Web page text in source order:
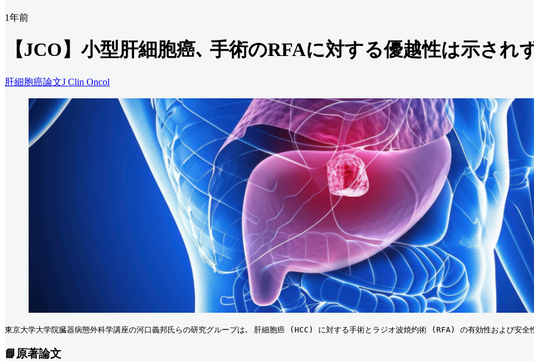
1年前
【JCO】小型肝細胞癌､ 手術のRFAに対する優越性は示され
肝細胞癌論文J Clin Oncol
東京大学大学院臓器病態外科学講座の河口義邦氏らの研究グループは､ 肝細胞癌 (HCC) に対する手術とラジオ波焼灼術 (RFA) の有効性および
📘原著論文